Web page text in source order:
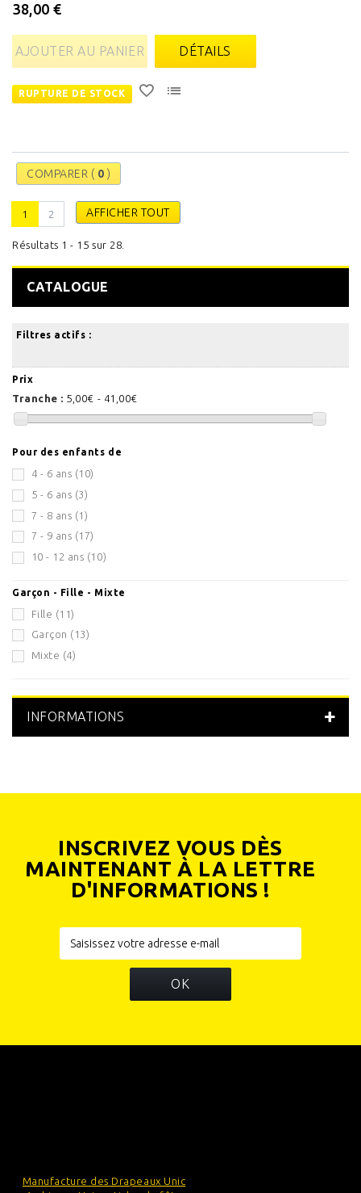
38,00 €
AJOUTER AU PANIER DÉTAILS
RUPTURE DE STOCK
COMPARER ( 0 )
AFFICHER TOUT
1 2
Résultats 1 - 15 sur 28.
CATALOGUE
Filtres actifs :
Prix
Tranche : 5,00€ - 41,00€
Pour des enfants de
4 - 6 ans (10)
5 - 6 ans (3)
7 - 8 ans (1)
7 - 9 ans (17)
10 - 12 ans (10)
Garçon - Fille - Mixte
Fille (11)
Garçon (13)
Mixte (4)
INFORMATIONS
INSCRIVEZ VOUS DÈS
MAINTENANT À LA LETTRE
D'INFORMATIONS !
OK
Manufacture des Drapeaux Unic